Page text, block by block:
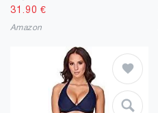
31.90 €
Amazon